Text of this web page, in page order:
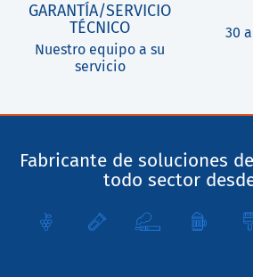
GARANTÍA/SERVICIO
TÉCNICO
Nuestro equipo a su
servicio
30
Fabricante de soluciones
todo sector